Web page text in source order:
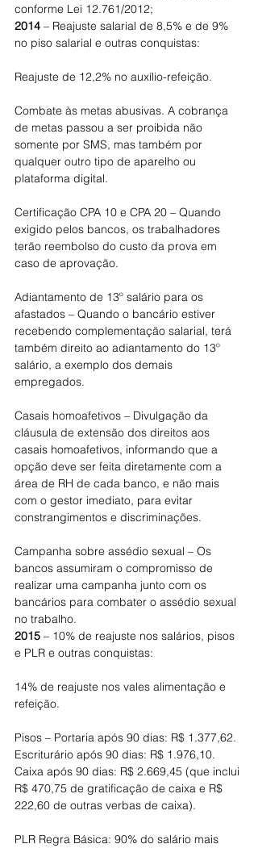
conforme Lei 12.761/2012;
2014 – Reajuste salarial de 8,5% e de 9%
no piso salarial e outras conquistas:
Reajuste de 12,2% no auxílio-refeição.
Combate às metas abusivas. A cobrança
de metas passou a ser proibida não
somente por SMS, mas também por
qualquer outro tipo de aparelho ou
plataforma digital.
Certificação CPA 10 e CPA 20 – Quando
exigido pelos bancos, os trabalhadores
terão reembolso do custo da prova em
caso de aprovação.
Adiantamento de 13º salário para os
afastados – Quando o bancário estiver
recebendo complementação salarial, terá
também direito ao adiantamento do 13º
salário, a exemplo dos demais
empregados.
Casais homoafetivos – Divulgação da
cláusula de extensão dos direitos aos
casais homoafetivos, informando que a
opção deve ser feita diretamente com a
área de RH de cada banco, e não mais
com o gestor imediato, para evitar
constrangimentos e discriminações.
Campanha sobre assédio sexual – Os
bancos assumiram o compromisso de
realizar uma campanha junto com os
bancários para combater o assédio sexual
no trabalho.
2015 – 10% de reajuste nos salários, pisos
e PLR e outras conquistas:
14% de reajuste nos vales alimentação e
refeição.
Pisos – Portaria após 90 dias: R$ 1.377,62.
Escriturário após 90 dias: R$ 1.976,10.
Caixa após 90 dias: R$ 2.669,45 (que inclui
R$ 470,75 de gratificação de caixa e R$
222,60 de outras verbas de caixa).
PLR Regra Básica: 90% do salário mais